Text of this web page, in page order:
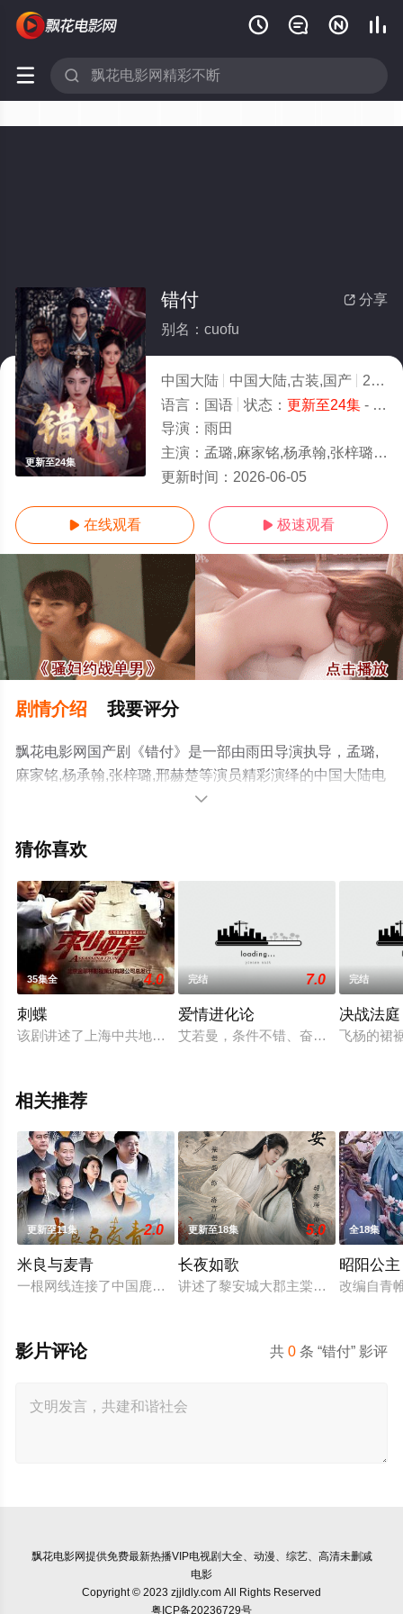
   
 
更新至24集
 分享
错付
别名：cuofu
中国大陆 中国大陆,古装,国产
2026
语言： 国语 状态： 更新至24集- 免费在线观看
导演： 雨田
主演： 孟璐,麻家铭,杨承翰,张梓璐,邢赫楚
更新时间： 2026-06-05
 在线观看  极速观看
剧情介绍 我要评分
飘花电影网国产剧《错付》是一部由雨田导演执导，孟璐,
麻家铭,杨承翰,张梓璐,邢赫楚等演员精彩演绎的中国大陆电
视剧，手机免费观看高清无删减完整版电视剧全集就上飘
情网等平台了解。

猜你喜欢
35集全 4.0
刺蝶
该剧讲述了上海中共地下党舒秀和日本特工千变美娘之间的斗争
完结 7.0
爱情进化论
艾若曼，条件不错、奋斗自强、一路
完结
决战法庭
飞杨的裙
相关推荐
更新至11集 2.0
米良与麦青
一根网线连接了中国鹿鸣村和英国牛津，麦香通过视频向米良
更新至18集 5.0
长夜如歌
讲述了黎安城大郡主棠溪槿与烈云峥
全18集
昭阳公主
改编自青
共0 条 “错付” 影评
影片评论
飘花电影网提供免费最新热播VIP电视剧大全、动漫、综艺、高清未删减
电影
Copyright © 2023 zjjldly.com All Rights Reserved
粤ICP备20236729号